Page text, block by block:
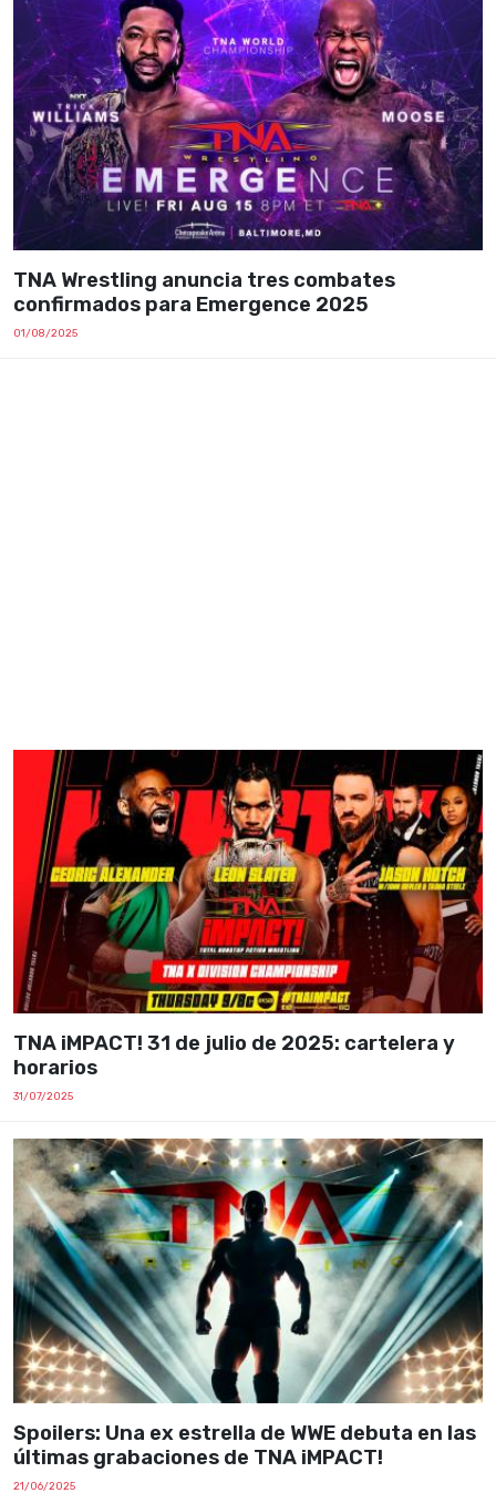
TNA Wrestling anuncia tres combates
confirmados para Emergence 2025
01/08/2025
TNA iMPACT! 31 de julio de 2025: cartelera y
horarios
31/07/2025
Spoilers: Una ex estrella de WWE debuta en las
últimas grabaciones de TNA iMPACT!
21/06/2025